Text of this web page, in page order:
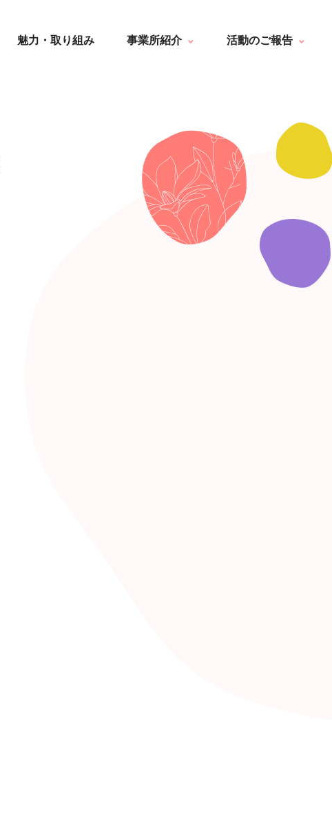
魅力・取り組み 事業所紹介
短期入所療養介護ショートステイ
長寿の里通所リハビリテーション
長寿の里 デイサービスセンター
グループホーム 長寿
長寿の里在宅介護支援センター
活動のご報告
デイサービス便り
グループホーム便り
通所リハビリテーション便り
その他
介護老人保健施設 長寿の里
最新情報